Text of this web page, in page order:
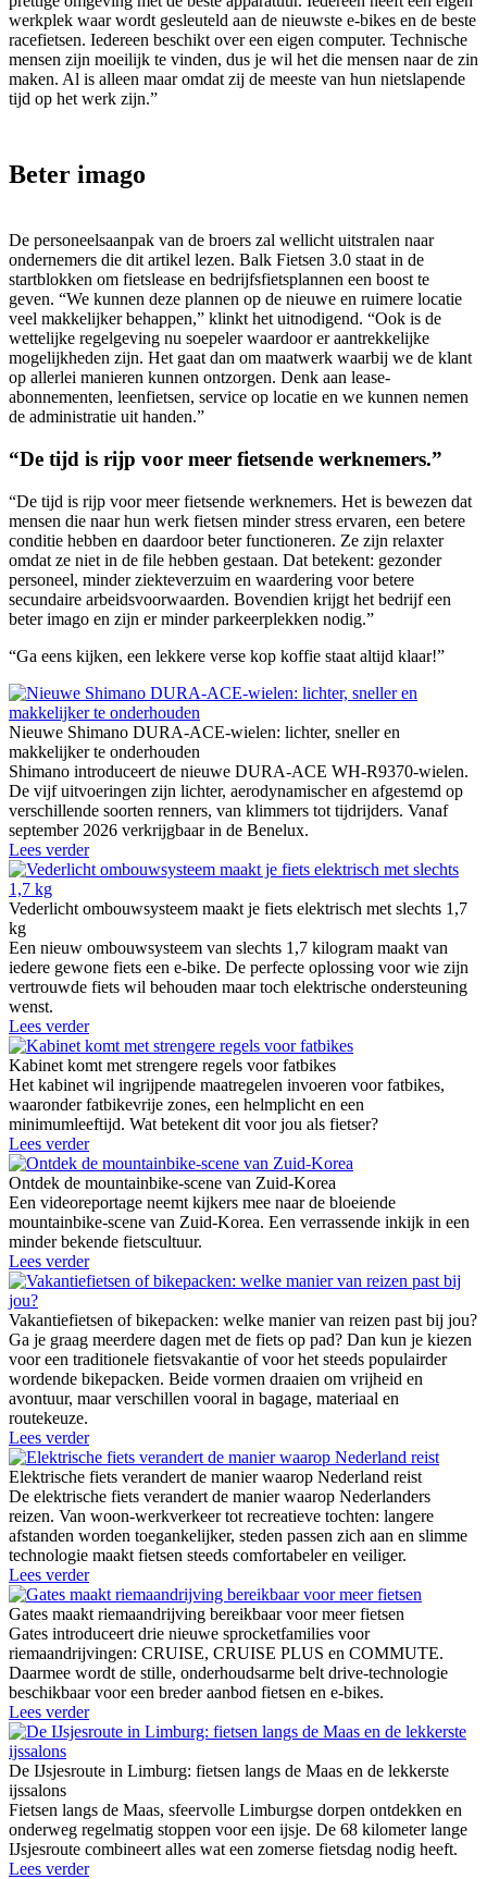
werkplek waar wordt gesleuteld aan de nieuwste e-bikes en de beste
racefietsen. Iedereen beschikt over een eigen computer. Technische
mensen zijn moeilijk te vinden, dus je wil het die mensen naar de zin
maken. Al is alleen maar omdat zij de meeste van hun nietslapende
tijd op het werk zijn.”
Beter imago
De personeelsaanpak van de broers zal wellicht uitstralen naar
ondernemers die dit artikel lezen. Balk Fietsen 3.0 staat in de
startblokken om fietslease en bedrijfsfietsplannen een boost te
geven. “We kunnen deze plannen op de nieuwe en ruimere locatie
veel makkelijker behappen,” klinkt het uitnodigend. “Ook is de
wettelijke regelgeving nu soepeler waardoor er aantrekkelijke
mogelijkheden zijn. Het gaat dan om maatwerk waarbij we de klant
op allerlei manieren kunnen ontzorgen. Denk aan lease-
abonnementen, leenfietsen, service op locatie en we kunnen nemen
de administratie uit handen.”
“De tijd is rijp voor meer fietsende werknemers.”
“De tijd is rijp voor meer fietsende werknemers. Het is bewezen dat
mensen die naar hun werk fietsen minder stress ervaren, een betere
conditie hebben en daardoor beter functioneren. Ze zijn relaxter
omdat ze niet in de file hebben gestaan. Dat betekent: gezonder
personeel, minder ziekteverzuim en waardering voor betere
secundaire arbeidsvoorwaarden. Bovendien krijgt het bedrijf een
beter imago en zijn er minder parkeerplekken nodig.”
“Ga eens kijken, een lekkere verse kop koffie staat altijd klaar!”
Nieuwe Shimano DURA-ACE-wielen: lichter, sneller en
makkelijker te onderhouden
Shimano introduceert de nieuwe DURA-ACE WH-R9370-wielen.
De vijf uitvoeringen zijn lichter, aerodynamischer en afgestemd op
verschillende soorten renners, van klimmers tot tijdrijders. Vanaf
september 2026 verkrijgbaar in de Benelux.
Lees verder
Vederlicht ombouwsysteem maakt je fiets elektrisch met slechts 1,7
kg
Een nieuw ombouwsysteem van slechts 1,7 kilogram maakt van
iedere gewone fiets een e-bike. De perfecte oplossing voor wie zijn
vertrouwde fiets wil behouden maar toch elektrische ondersteuning
wenst.
Lees verder
Kabinet komt met strengere regels voor fatbikes
Het kabinet wil ingrijpende maatregelen invoeren voor fatbikes,
waaronder fatbikevrije zones, een helmplicht en een
minimumleeftijd. Wat betekent dit voor jou als fietser?
Lees verder
Ontdek de mountainbike-scene van Zuid-Korea
Een videoreportage neemt kijkers mee naar de bloeiende
mountainbike-scene van Zuid-Korea. Een verrassende inkijk in een
minder bekende fietscultuur.
Lees verder
Vakantiefietsen of bikepacken: welke manier van reizen past bij jou?
Ga je graag meerdere dagen met de fiets op pad? Dan kun je kiezen
voor een traditionele fietsvakantie of voor het steeds populairder
wordende bikepacken. Beide vormen draaien om vrijheid en
avontuur, maar verschillen vooral in bagage, materiaal en
routekeuze.
Lees verder
Elektrische fiets verandert de manier waarop Nederland reist
De elektrische fiets verandert de manier waarop Nederlanders
reizen. Van woon-werkverkeer tot recreatieve tochten: langere
afstanden worden toegankelijker, steden passen zich aan en slimme
technologie maakt fietsen steeds comfortabeler en veiliger.
Lees verder
Gates maakt riemaandrijving bereikbaar voor meer fietsen
Gates introduceert drie nieuwe sprocketfamilies voor
riemaandrijvingen: CRUISE, CRUISE PLUS en COMMUTE.
Daarmee wordt de stille, onderhoudsarme belt drive-technologie
beschikbaar voor een breder aanbod fietsen en e-bikes.
Lees verder
De IJsjesroute in Limburg: fietsen langs de Maas en de lekkerste
ijssalons
Fietsen langs de Maas, sfeervolle Limburgse dorpen ontdekken en
onderweg regelmatig stoppen voor een ijsje. De 68 kilometer lange
IJsjesroute combineert alles wat een zomerse fietsdag nodig heeft.
Lees verder